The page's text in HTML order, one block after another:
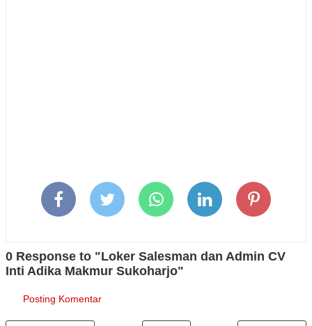
0 Response to "Loker Salesman dan Admin CV
Inti Adika Makmur Sukoharjo"
Posting Komentar